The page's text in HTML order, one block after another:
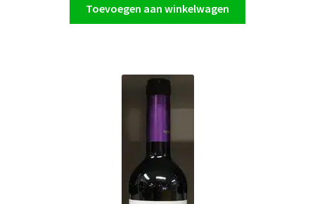
Toevoegen aan winkelwagen